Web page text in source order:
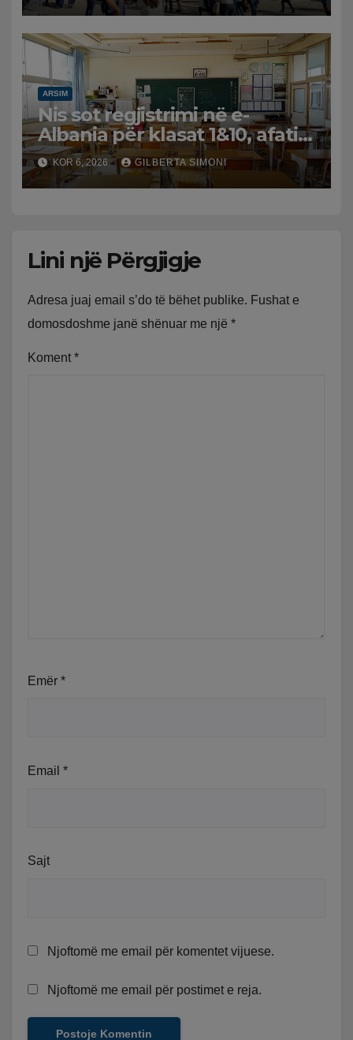
ARSIM
Nis sot regjistrimi në e-
Albania për klasat 1&10, afati i
fundit deri më 31 korrik
KOR 6, 2026 GILBERTA SIMONI
Lini një Përgjigje
Adresa juaj email s’do të bëhet publike. Fushat e
domosdoshme janë shënuar me një *
Koment *
Emër *
Email *
Sajt
Njoftomë me email për komentet vijuese.
Njoftomë me email për postimet e reja.